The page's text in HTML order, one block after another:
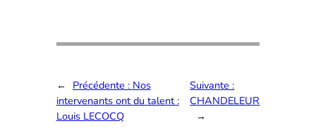
← Précédente : Nos
intervenants ont du talent :
Louis LECOCQ
Suivante :
CHANDELEUR
→